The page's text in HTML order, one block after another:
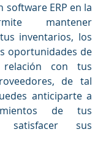
software ERP en la
mantener
inventarios, los
oportunidades de
con tus
de tal
anticiparte a
de tus
sus